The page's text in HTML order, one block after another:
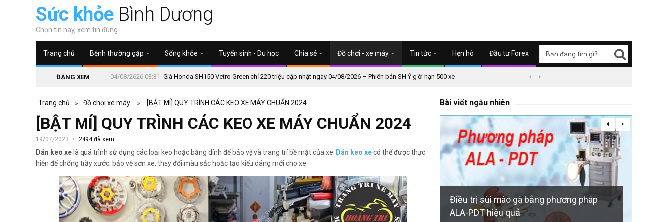
Sức khỏe Bình Dương
Chọn tin hay, xem tin đúng
Trang chủ Bệnh thường gặp Sống khỏe Tuyển sinh - Du học Chia sẻ Đồ chơi - xe máy Tin tức Hẹn hò Đầu tư Forex
ĐÁNG XEM 04/08/2626 03:31 Giá Honda SH150 Vetro Green chỉ 220 triệu cập nhật ngày 04/08/2026 – Phiên bản SH Ý giới hạn 500 xe  
Trang chủ » Đồ chơi xe máy » [BẬT MÍ] QUY TRÌNH CÁC KEO XE MÁY CHUẨN 2024
[BẬT MÍ] QUY TRÌNH CÁC KEO XE MÁY CHUẨN 2024
19/07/2023 2494 đã xem
Dán keo xe là quá trình sử dụng các loại keo hoặc băng dính để bảo vệ và trang trí bề mặt của xe. Dán keo xecó thể được thực
hiện để chống trầy xước, bảo vệ sơn xe, thay đổi màu sắc hoặc tạo kiểu dáng mới cho xe.
Bài viết ngẫu nhiên
Điều trị sùi mào gà bằng phương pháp
ALA-PDT hiệu quả